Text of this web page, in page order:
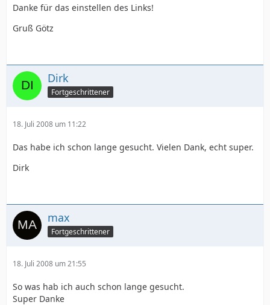
Danke für das einstellen des Links!
Gruß Götz
Dirk
Fortgeschrittener
18. Juli 2008 um 11:22
Das habe ich schon lange gesucht. Vielen Dank, echt super.
Dirk
max
Fortgeschrittener
18. Juli 2008 um 21:55
So was hab ich auch schon lange gesucht.
Super Danke